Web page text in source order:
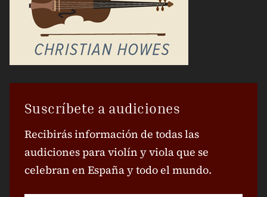
Suscríbete a audiciones
Recibirás información de todas las
audiciones para violín y viola que se
celebran en España y todo el mundo.